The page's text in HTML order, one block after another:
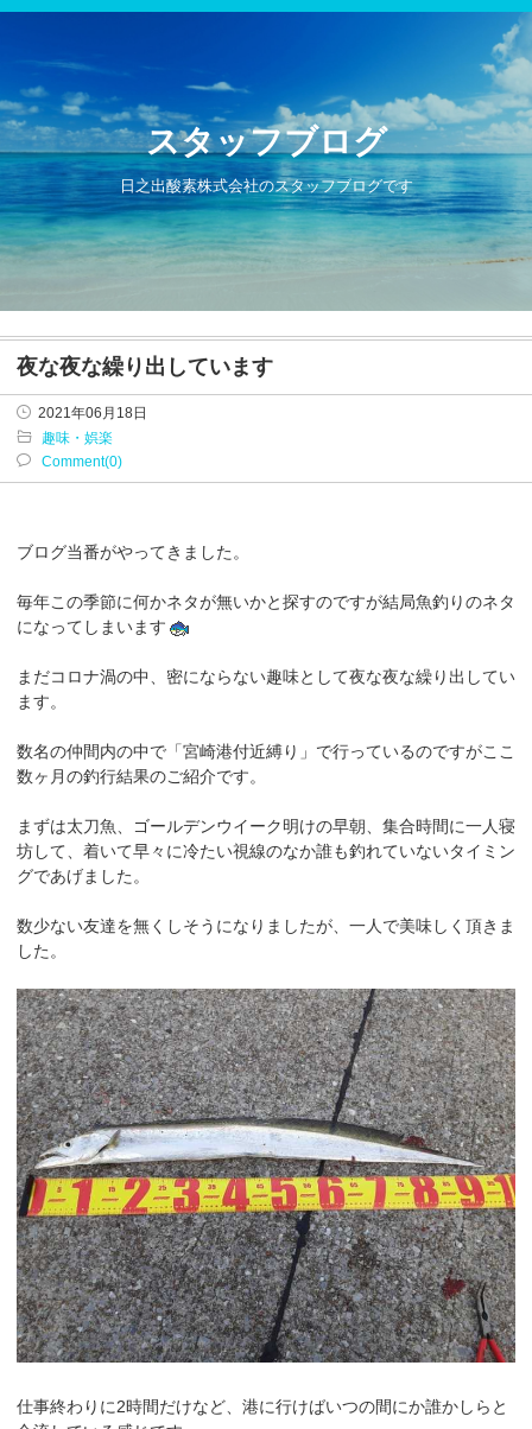
スタッフブログ
日之出酸素株式会社のスタッフブログです
夜な夜な繰り出しています
2021年06月18日
趣味・娯楽
Comment(0)
ブログ当番がやってきました。
毎年この季節に何かネタが無いかと探すのですが結局魚釣りのネタ
になってしまいます
まだコロナ渦の中、密にならない趣味として夜な夜な繰り出してい
ます。
数名の仲間内の中で「宮崎港付近縛り」で行っているのですがここ
数ヶ月の釣行結果のご紹介です。
まずは太刀魚、ゴールデンウイーク明けの早朝、集合時間に一人寝
坊して、着いて早々に冷たい視線のなか誰も釣れていないタイミン
グであげました。
数少ない友達を無くしそうになりましたが、一人で美味しく頂きま
した。
仕事終わりに2時間だけなど、港に行けばいつの間にか誰かしらと